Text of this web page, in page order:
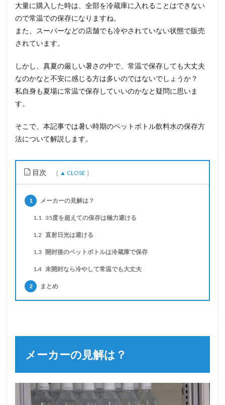
大量に購入した時は、全部を冷蔵庫に入れることはできない
ので常温での保存になりますね。
また、スーパーなどの店舗でも冷やされていない状態で販売
されています。
しかし、真夏の厳しい暑さの中で、常温で保存しても大丈夫
なのかなと不安に感じる方は多いのではないでしょうか？
私自身も夏場に常温で保存していいのかなと疑問に思いま
す。
そこで、本記事では暑い時期のペットボトル飲料水の保存方
法について解説します。
目次
1 メーカーの見解は？
1.1 35度を超えての保存は極力避ける
1.2 直射日光は避ける
1.3 開封後のペットボトルは冷蔵庫で保存
1.4 未開封なら冷やして常温でも大丈夫
2 まとめ
メーカーの見解は？